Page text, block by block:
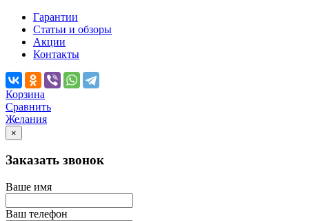
Гарантии
Статьи и обзоры
Акции
Контакты
Корзина
Сравнить
Желания
×
Заказать звонок
Ваше имя
Ваш телефон